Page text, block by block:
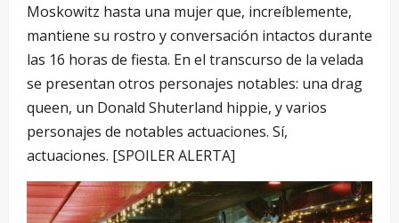
Moskowitz hasta una mujer que, increíblemente,
mantiene su rostro y conversación intactos durante
las 16 horas de fiesta. En el transcurso de la velada
se presentan otros personajes notables: una drag
queen, un Donald Shuterland hippie, y varios
personajes de notables actuaciones. Sí,
actuaciones. [SPOILER ALERTA]